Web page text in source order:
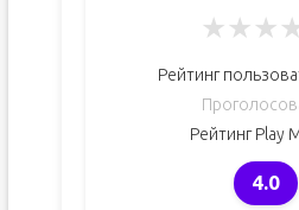
★★★
Рейтинг
Рейтинг Play
4.0